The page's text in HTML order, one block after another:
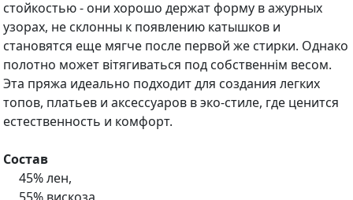
стойкостью - они хорошо держат форму в ажурных
узорах, не склонны к появлению катышков и
становятся еще мягче после первой же стирки. Однако
полотно может вітягиваться под собственнім весом.
Эта пряжа идеально подходит для создания легких
топов, платьев и аксессуаров в эко-стиле, где ценится
естественность и комфорт.
Состав
45% лен,